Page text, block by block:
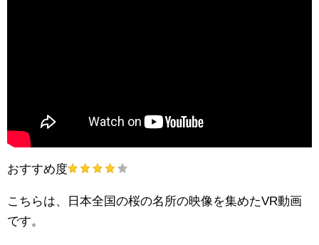
おすすめ度
こちらは、日本全国の桜の名所の映像を集めたVR動画
です。